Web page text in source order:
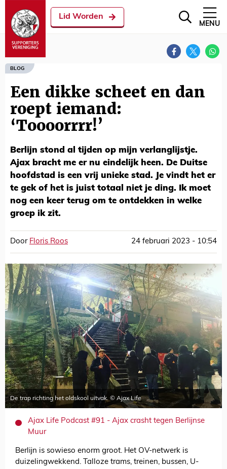
Lid Worden
MENU
BLOG
Een dikke scheet en dan
roept iemand:
‘Toooorrrr!’
Berlijn stond al tijden op mijn verlanglijstje.
Ajax bracht me er nu eindelijk heen. De Duitse
hoofdstad is een vrij unieke stad. Je vindt het er
te gek of het is juist totaal niet je ding. Ik moet
nog een keer terug om te ontdekken in welke
groep ik zit.
Door Floris Roos 24 februari 2023 - 10:54
De trap richting het oldskool uitvak. © Ajax Life
Ajax Life Podcast #91 - Ajax crasht tegen Berlijnse
Muur
Berlijn is sowieso enorm groot. Het OV-netwerk is
duizelingwekkend. Talloze trams, treinen, bussen, U-